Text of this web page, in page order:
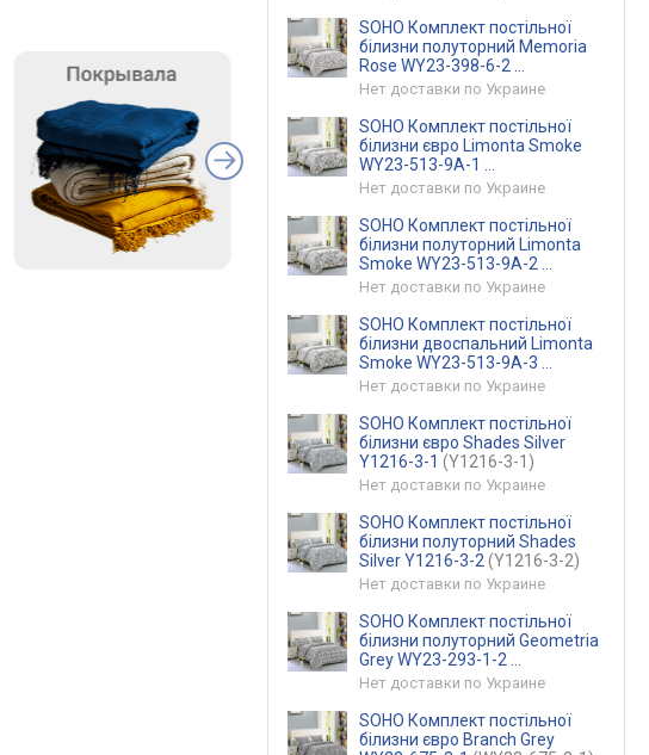
SOHO Комплект постільної
білизни полуторний Memoria
Rose WY23-398-6-2
(WY23-398-6-2)
Нет доставки по Украине
SOHO Комплект постільної
білизни євро Limonta Smoke
WY23-513-9A-1
(WY23-513-9A-1)
Нет доставки по Украине
SOHO Комплект постільної
білизни полуторний Limonta
Smoke WY23-513-9A-2
(WY23-513-9A-2)
Нет доставки по Украине
SOHO Комплект постільної
білизни двоспальний Limonta
Smoke WY23-513-9A-3
(WY23-513-9A-3)
Нет доставки по Украине
SOHO Комплект постільної
білизни євро Shades Silver
Y1216-3-1 (Y1216-3-1)
Нет доставки по Украине
SOHO Комплект постільної
білизни полуторний Shades
Silver Y1216-3-2 (Y1216-3-2)
Нет доставки по Украине
SOHO Комплект постільної
білизни полуторний Geometria
Grey WY23-293-1-2
(WY23-293-1-2)
Нет доставки по Украине
SOHO Комплект постільної
білизни євро Branch Grey